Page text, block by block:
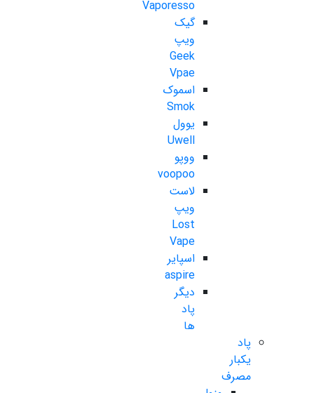
Vaporesso
گیک
ویپ
Geek
Vpae
اسموک
Smok
یوول
Uwell
ووپو
voopoo
لاست
ویپ
Lost
Vape
اسپایر
aspire
دیگر
پاد
ها
پاد
یکبار
مصرف